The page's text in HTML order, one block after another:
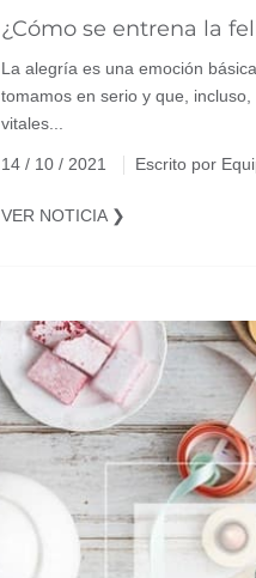
¿Cómo se entrena la
La alegría es una emoción
tomamos en serio y que,
vitales...
14 / 10 / 2021 Escrito por
VER NOTICIA ❯